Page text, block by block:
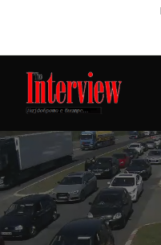
Интервју